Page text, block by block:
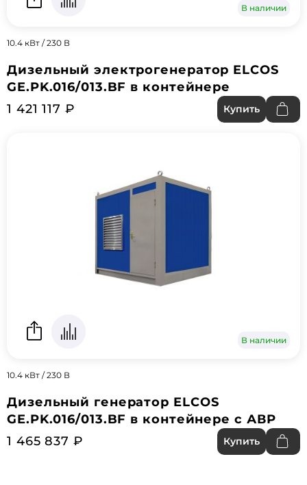
В наличии
10.4 кВт / 230 В
Дизельный электрогенератор ELCOS
GE.PK.016/013.BF в контейнере
1 421 117 ₽
Купить
В наличии
10.4 кВт / 230 В
Дизельный генератор ELCOS
GE.PK.016/013.BF в контейнере с АВР
1 465 837 ₽
Купить